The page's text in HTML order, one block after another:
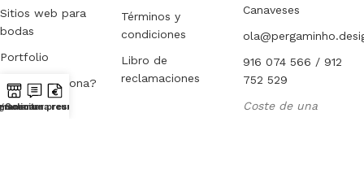
Sitios web para
bodas
Portfolio
¿Cómo funciona?
Términos y
condiciones
Libro de
reclamaciones
Canaveses
916 074 566 / 912
752 529
Coste de una
una reunión
Solicitar presupuesto